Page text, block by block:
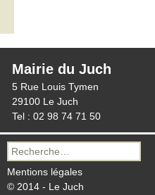
Mairie du Juch
5 Rue Louis Tymen
29100 Le Juch
Tel : 02 98 74 71 50
Recherche
pour :
Mentions légales
© 2014 - Le Juch